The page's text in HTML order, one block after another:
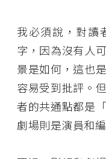
我必須說，對讀
字，因為沒有人
景是如何，這也
容易受到批評。
者的共通點都是
劇場則是演員和